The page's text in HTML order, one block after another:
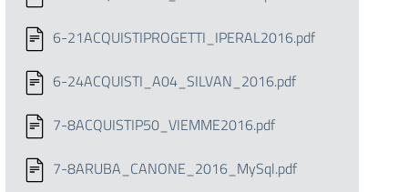
6-21ACQUISTIPROGETTI_IPERAL2016.pdf
6-24ACQUISTI_A04_SILVAN_2016.pdf
7-8ACQUISTIP50_VIEMME2016.pdf
7-8ARUBA_CANONE_2016_MySql.pdf